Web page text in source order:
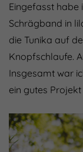
Eingefasst habe
Schrägband in
die Tunika auf
Knopfschlaufe.
Insgesamt war
ein gutes